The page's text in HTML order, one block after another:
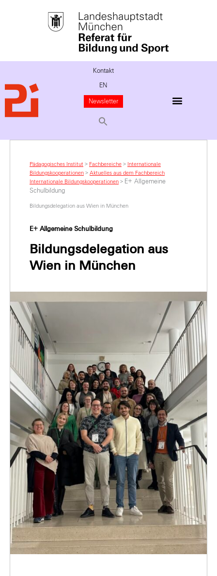
Kontakt
EN
Newsletter
Pädagogisches Institut > Fachbereiche > Internationale
Bildungskooperationen > Aktuelles aus dem Fachbereich
Internationale Bildungskooperationen > E+ Allgemeine
Schulbildung
Bildungsdelegation aus Wien in München
E+ Allgemeine Schulbildung
Bildungsdelegation aus
Wien in München